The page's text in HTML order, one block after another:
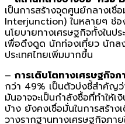
เป็นการสร้างจุดศูนย์กลางเชื่
Interjunction) ในหลายๆ ช่อ
นโยบายทางเศรษฐกิจทั้งในป
เพื่อดึงดูด นักท่องเที่ยว นักลง
ประเทศไทยเพิ่มมากขึ้น
– การเติบโตทางเศรษฐกิจภ
กว่า 49% เป็นตัวบ่งชี้สำคัญ
มันอาจจะเป็นกำลังซื้อที่ทำให้
บ้าง ยังคงเชื่อมั่นในการสร้าง
วางรากฐานทางเศรษฐกิจภาย